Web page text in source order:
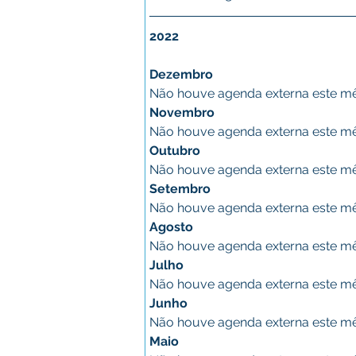
2022
Dezembro
Não houve agenda externa este
Novembro
Não houve agenda externa este
Outubro
Não houve agenda externa este
Setembro
Não houve agenda externa este
Agosto
Não houve agenda externa este
Julho
Não houve agenda externa este
Junho
Não houve agenda externa este
Maio